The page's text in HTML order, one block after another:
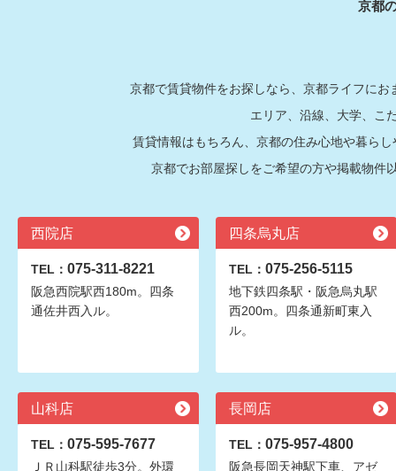
京都
京都で賃貸物件をお探しなら、京都ライフに
エリア、沿線、大学、こ
賃貸情報はもちろん、京都の住み心地や暮ら
京都でお部屋探しをご希望の方や掲載物件
西院店
TEL： 075-311-8221
阪急西院駅西180m。四条
通佐井西入ル。
四条烏丸店
TEL： 075-256-5115
地下鉄四条駅・阪急烏丸駅
西200m。四条通新町東入
ル。
山科店
TEL： 075-595-7677
ＪＲ山科駅徒歩3分。外環
長岡店
TEL： 075-957-4800
阪急長岡天神駅下車、アゼ